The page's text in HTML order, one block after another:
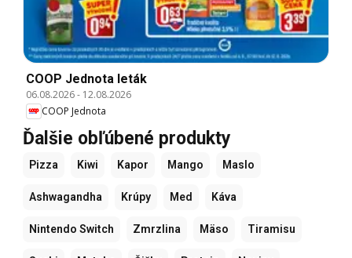
COOP Jednota leták
06.08.2026- 12.08.2026
COOP Jednota
Ďalšie obľúbené produkty
Pizza Kiwi Kapor Mango Maslo
Ashwagandha Krúpy Med Káva
Nintendo Switch Zmrzlina Mäso Tiramisu